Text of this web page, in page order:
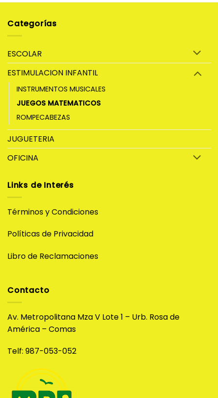
Categorías
ESCOLAR
ESTIMULACION INFANTIL
INSTRUMENTOS MUSICALES
JUEGOS MATEMATICOS
ROMPECABEZAS
JUGUETERIA
OFICINA
Links de Interés
Términos y Condiciones
Políticas de Privacidad
Libro de Reclamaciones
Contacto
Av. Metropolitana Mza V Lote 1 – Urb. Rosa de
América – Comas
Telf: 987-053-052